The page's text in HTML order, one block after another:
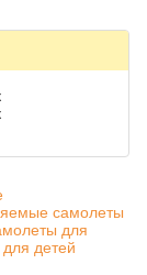
самолеты
для
детей